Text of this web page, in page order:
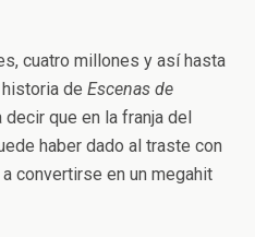
cuatro millones y así hasta
de Escenas de
decir que en la franja del
haber dado al traste con
convertirse en un megahit